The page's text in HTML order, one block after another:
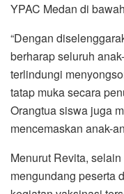
YPAC Medan di
“Dengan
berharap seluruh
terlindungi
tatap muka secara
Orangtua siswa juga
mencemaskan anak-
Menurut Revita,
mengundang peserta